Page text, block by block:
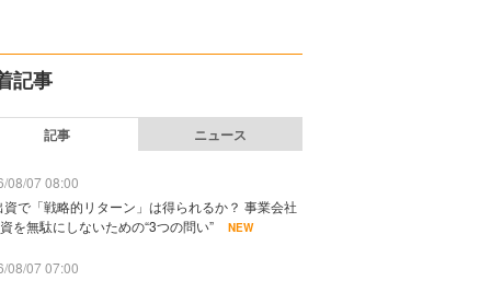
記事
記事 ニュース
08/07 08:00
資で「戦略的リターン」は得られるか？ 事業会社
を無駄にしないための“3つの問い”
NEW
08/07 07:00